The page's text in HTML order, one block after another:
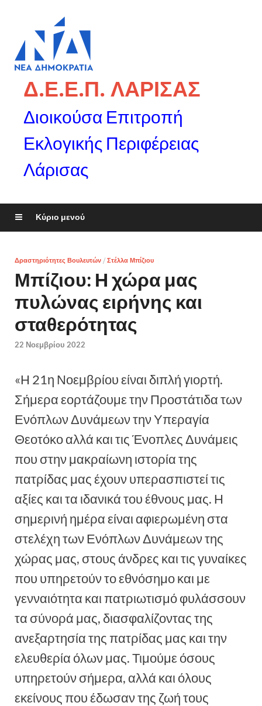
Δ.Ε.Ε.Π. ΛΑΡΙΣΑΣ
Διοικούσα Επιτροπή
Εκλογικής Περιφέρειας
Λάρισας
Κύριο μενού
Δραστηριότητες Βουλευτών / Στέλλα Μπίζιου
Μπίζιου: Η χώρα μας
πυλώνας ειρήνης και
σταθερότητας
22 Νοεμβρίου 2022
«Η 21η Νοεμβρίου είναι διπλή γιορτή.
Σήμερα εορτάζουμε την Προστάτιδα των
Ενόπλων Δυνάμεων την Υπεραγία
Θεοτόκο αλλά και τις Ένοπλες Δυνάμεις
που στην μακραίωνη ιστορία της
πατρίδας μας έχουν υπερασπιστεί τις
αξίες και τα ιδανικά του έθνους μας. Η
σημερινή ημέρα είναι αφιερωμένη στα
στελέχη των Ενόπλων Δυνάμεων της
χώρας μας, στους άνδρες και τις γυναίκες
που υπηρετούν το εθνόσημο και με
γενναιότητα και πατριωτισμό φυλάσσουν
τα σύνορά μας, διασφαλίζοντας της
ανεξαρτησία της πατρίδας μας και την
ελευθερία όλων μας. Τιμούμε όσους
υπηρετούν σήμερα, αλλά και όλους
εκείνους που έδωσαν της ζωή τους